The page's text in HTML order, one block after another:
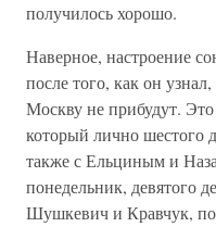
получилось хорошо.
Наверное, настроение
после того, как он
Москву не прибудут.
который лично шестого
также с Ельциным и
понедельник, девятого
Шушкевич и Кравчук,